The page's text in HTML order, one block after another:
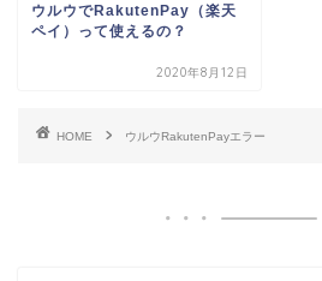
ウルウでRakutenPay（楽天
ペイ）って使えるの？
2020年8月12日
HOME ウルウRakutenPayエラー